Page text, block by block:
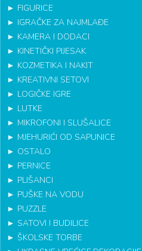
► FIGURICE
► IGRAČKE ZA NAJMLAĐE
► KAMERA I DODACI
► KINETIČKI PIJESAK
► KOZMETIKA I NAKIT
► KREATIVNI SETOVI
► LOGIČKE IGRE
► LUTKE
► MIKROFONI I SLUŠALICE
► MJEHURIĆI OD SAPUNICE
► OSTALO
► PERNICE
► PLIŠANCI
► PUŠKE NA VODU
► PUZZLE
► SATOVI I BUDILICE
► ŠKOLSKE TORBE